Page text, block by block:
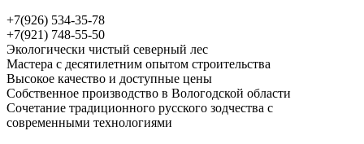
+7(926) 534-35-78
+7(921) 748-55-50
Экологически чистый северный лес
Мастера с десятилетним опытом строительства
Высокое качество и доступные цены
Собственное производство в Вологодской области
Сочетание традиционного русского зодчества с
современными технологиями